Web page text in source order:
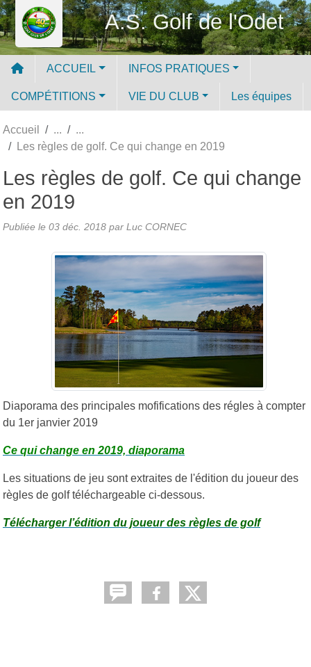
A.S. Golf de l'Odet
ACCUEIL INFOS PRATIQUES
COMPÉTITIONS VIE DU CLUB Les équipes
Accueil
Les règles de golf. Ce qui change en 2019
Les règles de golf. Ce qui change
en 2019
Publiée le 03 déc. 2018 par Luc CORNEC
Diaporama des principales mofifications des régles à compter
du 1er janvier 2019
Ce qui change en 2019, diaporama
Les situations de jeu sont extraites de l'édition du joueur des
règles de golf téléchargeable ci-dessous.
Télécharger l’édition du joueur des règles de golf
Panneau de gestion des cookies